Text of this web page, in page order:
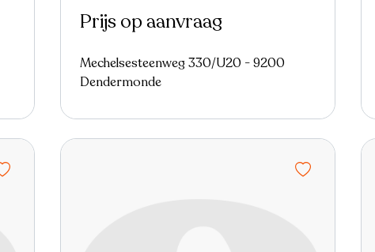
Prijs op aanvraag
Mechelsesteenweg 330/U20 - 9200
Dendermonde